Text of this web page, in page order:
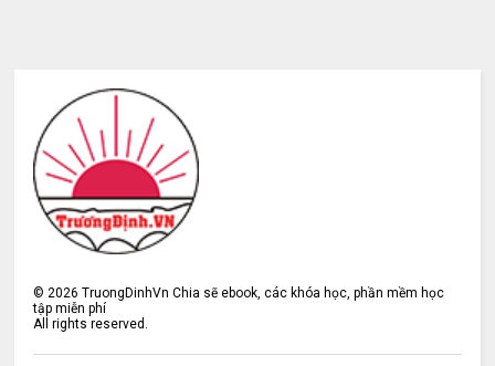
©2026 TruongDinhVn Chia sẽ ebook, các khóa học, phần mềm học
tập miễn phí
All rights reserved.